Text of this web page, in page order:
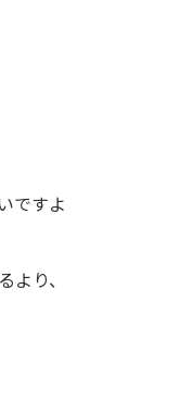
ですよ
り、